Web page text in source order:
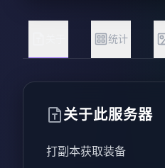
统计
关于此服务器
打副本获取装备